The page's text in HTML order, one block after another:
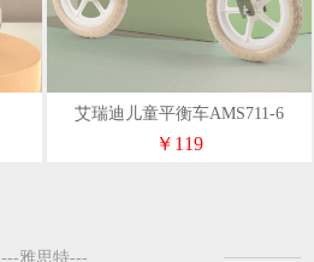
艾瑞迪儿童平衡车AMS711-6
￥119
---雅思特---